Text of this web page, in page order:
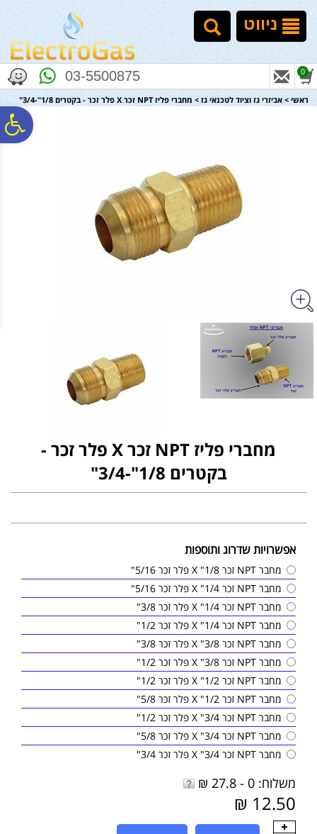
נגישות
אתר
המרכזי
ניווט
03-5500875 0
ראשי > אביזרי גז וציוד לטכנאי גז > מחברי פליז NPT זכר X פלר זכר - בקטרים 1/8"-3/4"
מחברי פליז NPT זכר X פלר זכר -
בקטרים 1/8"-3/4"
אפשרויות שדרוג ותוספות
מחבר NPT זכר 1/8" X פלר זכר 5/16"
מחבר NPT זכר 1/4" X פלר זכר 5/16"
מחבר NPT זכר 1/4" X פלר זכר 3/8"
מחבר NPT זכר 1/4" X פלר זכר 1/2"
מחבר NPT זכר 3/8" X פלר זכר 3/8"
מחבר NPT זכר 3/8" X פלר זכר 1/2"
מחבר NPT זכר 1/2" X פלר זכר 1/2"
מחבר NPT זכר 1/2" X פלר זכר 5/8"
מחבר NPT זכר 3/4" X פלר זכר 1/2"
מחבר NPT זכר 3/4" X פלר זכר 5/8"
מחבר NPT זכר 3/4" X פלר זכר 3/4"
משלוח: 0 - 27.8 ₪
12.50 ₪